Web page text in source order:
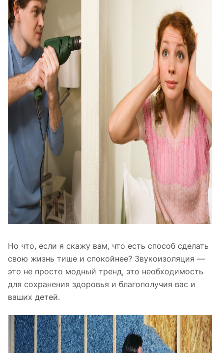
Но что, если я скажу вам, что есть способ сделать
свою жизнь тише и спокойнее? Звукоизоляция —
это не просто модный тренд, это необходимость
для сохранения здоровья и благополучия вас и
ваших детей.